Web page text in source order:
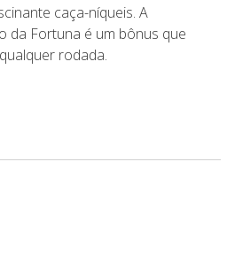
caça-níqueis. A
da Fortuna é um bônus que
rodada.